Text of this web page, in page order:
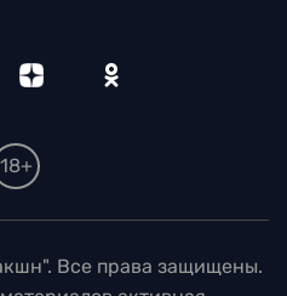
18+
Все права защищены.